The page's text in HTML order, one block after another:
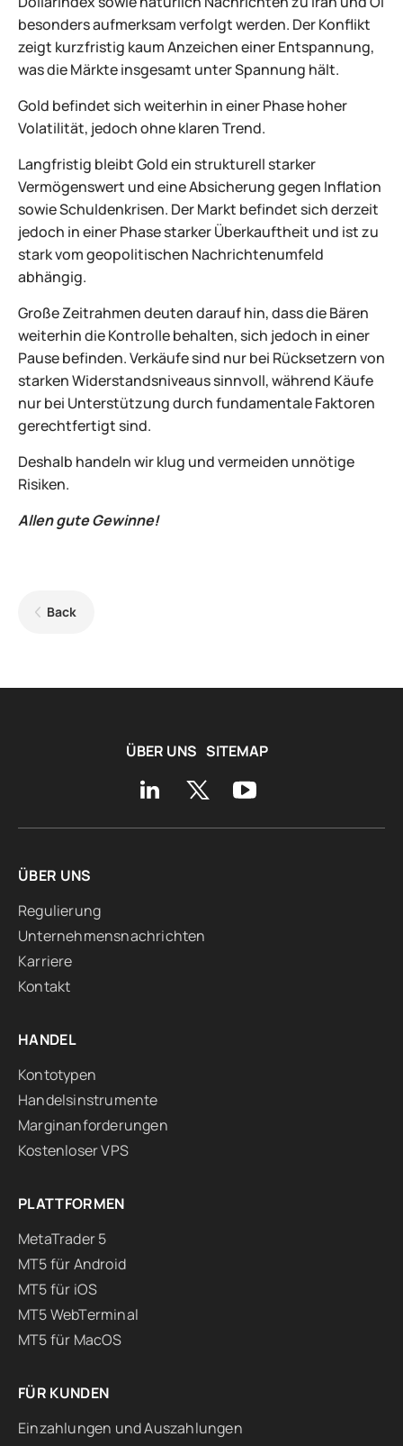
besonders aufmerksam verfolgt werden. Der Konflikt
zeigt kurzfristig kaum Anzeichen einer Entspannung,
was die Märkte insgesamt unter Spannung hält.
Gold befindet sich weiterhin in einer Phase hoher
Volatilität, jedoch ohne klaren Trend.
Langfristig bleibt Gold ein strukturell starker
Vermögenswert und eine Absicherung gegen Inflation
sowie Schuldenkrisen. Der Markt befindet sich derzeit
jedoch in einer Phase starker Überkauftheit und ist zu
stark vom geopolitischen Nachrichtenumfeld
abhängig.
Große Zeitrahmen deuten darauf hin, dass die Bären
weiterhin die Kontrolle behalten, sich jedoch in einer
Pause befinden. Verkäufe sind nur bei Rücksetzern von
starken Widerstandsniveaus sinnvoll, während Käufe
nur bei Unterstützung durch fundamentale Faktoren
gerechtfertigt sind.
Deshalb handeln wir klug und vermeiden unnötige
Risiken.
Allen gute Gewinne!
Back
ÜBER UNS SITEMAP
ÜBER UNS
Regulierung
Unternehmensnachrichten
Karriere
Kontakt
HANDEL
Kontotypen
Handelsinstrumente
Marginanforderungen
Kostenloser VPS
PLATTFORMEN
MetaTrader 5
MT5 für Android
MT5 für iOS
MT5 WebTerminal
MT5 für MacOS
FÜR KUNDEN
Einzahlungen und Auszahlungen